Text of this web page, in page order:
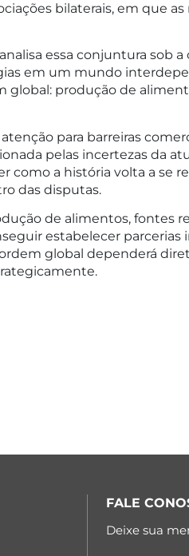
bilaterais, em que
essa conjuntura sob
em um mundo
global: produção de
para barreiras
pelas incertezas da
como a história volta a se
das disputas.
de alimentos, fontes
estabelecer parcerias
global dependerá
FALE
Deixe sua